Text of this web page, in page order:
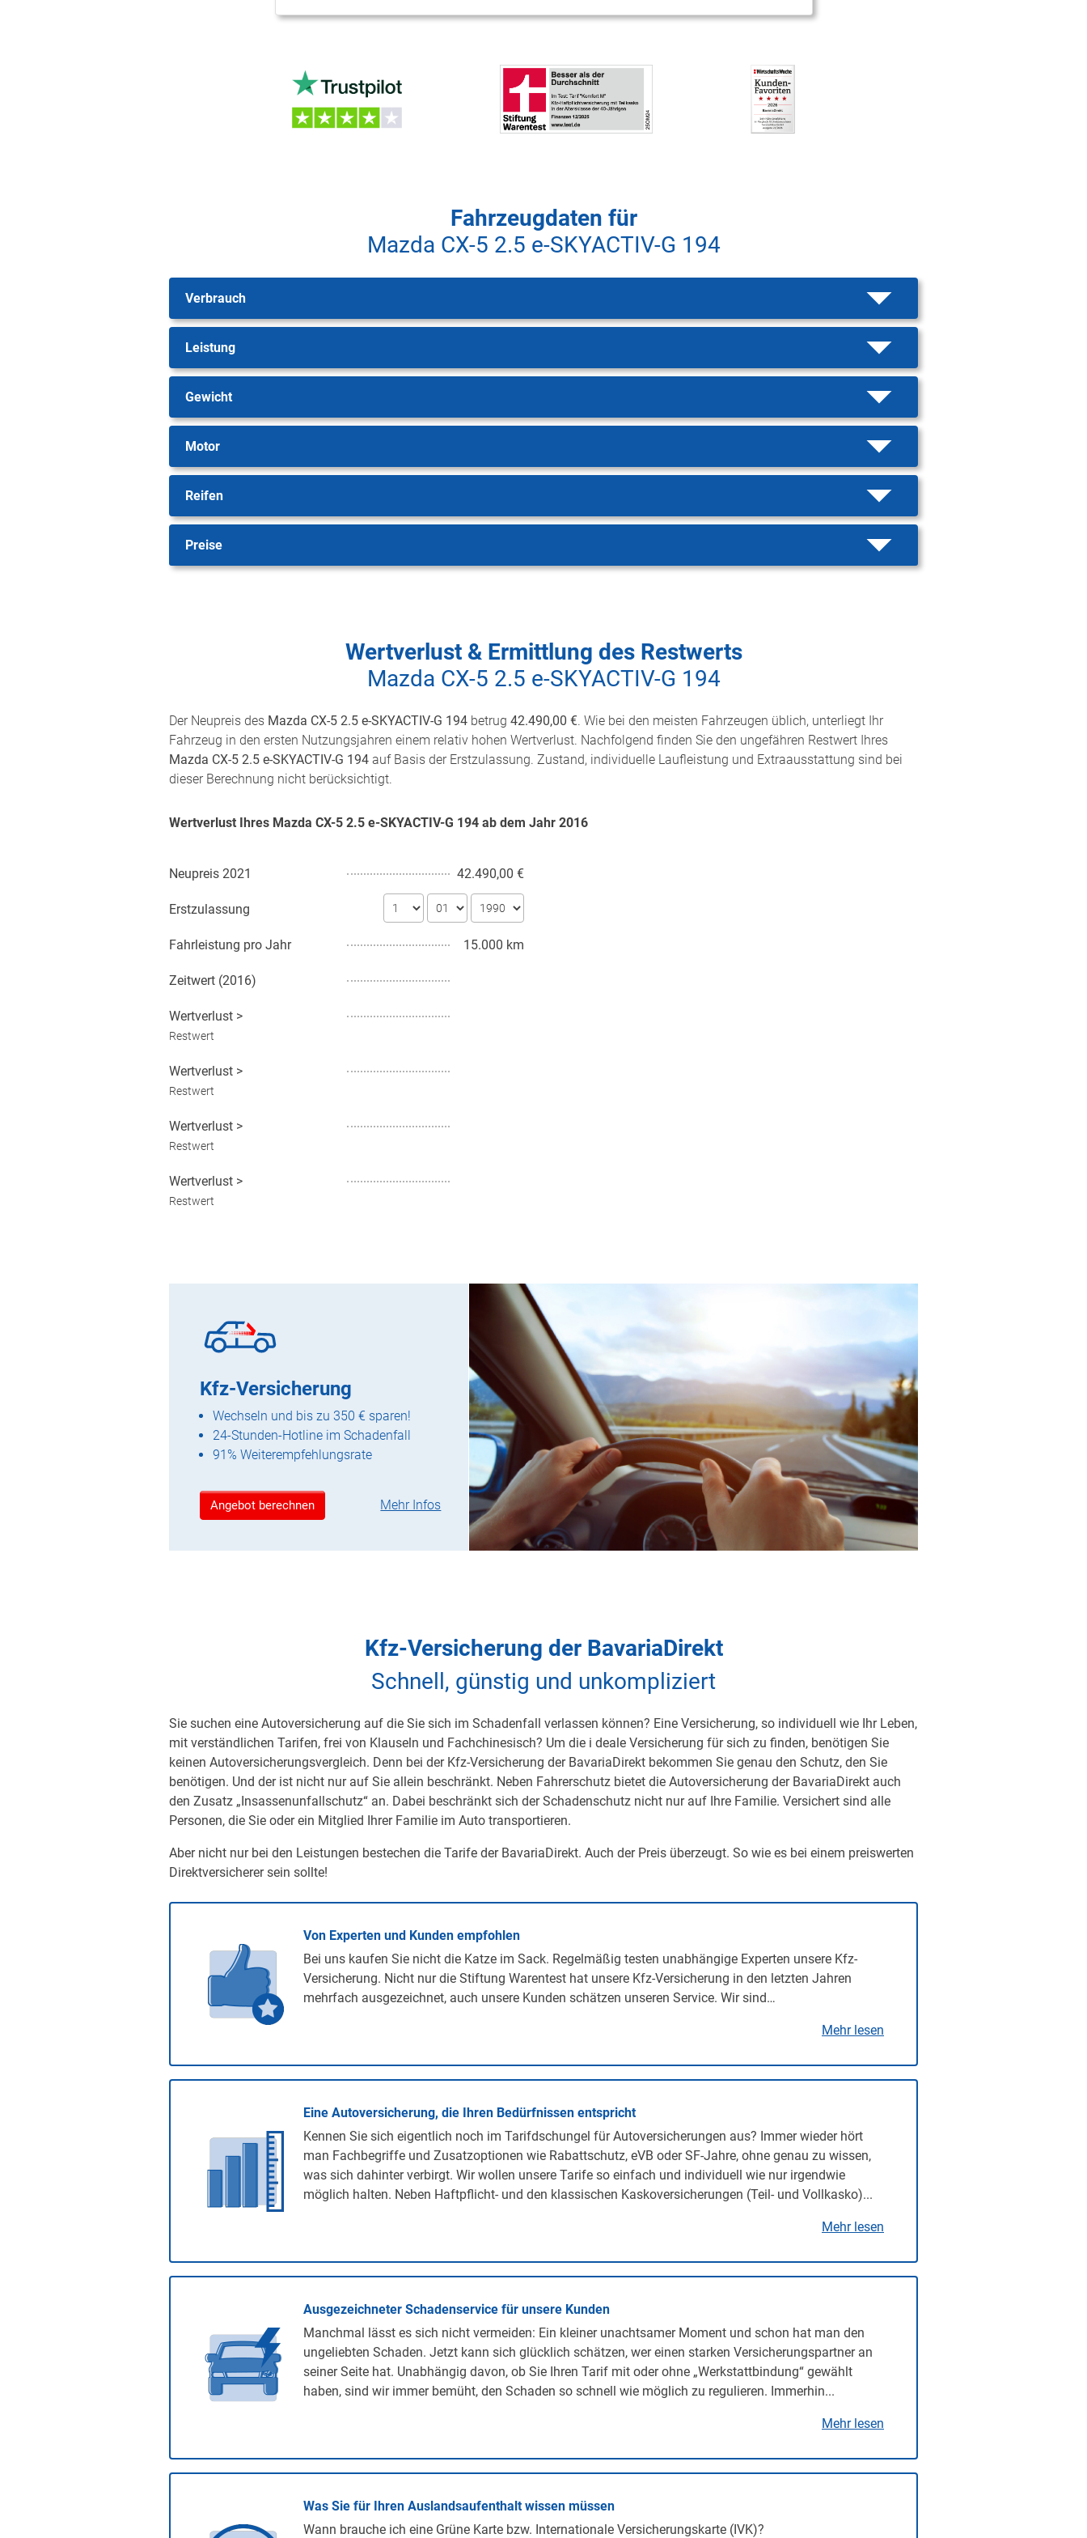
Fahrzeugdaten für
Mazda CX-5 2.5 e-SKYACTIV-G 194
Verbrauch
Leistung
Gewicht
Motor
Reifen
Preise
Wertverlust & Ermittlung des Restwerts
Mazda CX-5 2.5 e-SKYACTIV-G 194
Der Neupreis des Mazda CX-5 2.5 e-SKYACTIV-G 194 betrug 42.490,00 €. Wie bei den meisten Fahrzeugen üblich, unterliegt Ihr
Fahrzeug in den ersten Nutzungsjahren einem relativ hohen Wertverlust. Nachfolgend finden Sie den ungefähren Restwert Ihres
Mazda CX-5 2.5 e-SKYACTIV-G 194 auf Basis der Erstzulassung. Zustand, individuelle Laufleistung und Extraausstattung sind bei
dieser Berechnung nicht berücksichtigt.
Wertverlust Ihres Mazda CX-5 2.5 e-SKYACTIV-G 194 ab dem Jahr 2016
Neupreis 2021 42.490,00 €
Erstzulassung
Fahrleistung pro Jahr 15.000 km
Zeitwert (2016)
Wertverlust >
Restwert
Wertverlust >
Restwert
Wertverlust >
Restwert
Wertverlust >
Restwert
Kfz-Versicherung
Wechseln und bis zu 350 € sparen!
24-Stunden-Hotline im Schadenfall
91% Weiterempfehlungsrate
Angebot berechnen Mehr Infos
Kfz-Versicherung der BavariaDirekt
Schnell, günstig und unkompliziert
Sie suchen eine Autoversicherung auf die Sie sich im Schadenfall verlassen können? Eine Versicherung, so individuell wie Ihr Leben,
mit verständlichen Tarifen, frei von Klauseln und Fachchinesisch? Um die i deale Versicherung für sich zu finden, benötigen Sie
keinen Autoversicherungsvergleich. Denn bei der Kfz-Versicherung der BavariaDirekt bekommen Sie genau den Schutz, den Sie
benötigen. Und der ist nicht nur auf Sie allein beschränkt. Neben Fahrerschutz bietet die Autoversicherung der BavariaDirekt auch
den Zusatz „Insassenunfallschutz“ an. Dabei beschränkt sich der Schadenschutz nicht nur auf Ihre Familie. Versichert sind alle
Personen, die Sie oder ein Mitglied Ihrer Familie im Auto transportieren.
Aber nicht nur bei den Leistungen bestechen die Tarife der BavariaDirekt. Auch der Preis überzeugt. So wie es bei einem preiswerten
Direktversicherer sein sollte!
Von Experten und Kunden empfohlen
Bei uns kaufen Sie nicht die Katze im Sack. Regelmäßig testen unabhängige Experten unsere Kfz-
Versicherung. Nicht nur die Stiftung Warentest hat unsere Kfz-Versicherung in den letzten Jahren
mehrfach ausgezeichnet, auch unsere Kunden schätzen unseren Service. Wir sind…
Mehr lesen
Eine Autoversicherung, die Ihren Bedürfnissen entspricht
Kennen Sie sich eigentlich noch im Tarifdschungel für Autoversicherungen aus? Immer wieder hört
man Fachbegriffe und Zusatzoptionen wie Rabattschutz, eVB oder SF-Jahre, ohne genau zu wissen,
was sich dahinter verbirgt. Wir wollen unsere Tarife so einfach und individuell wie nur irgendwie
möglich halten. Neben Haftpflicht- und den klassischen Kaskoversicherungen (Teil- und Vollkasko)...
Mehr lesen
Ausgezeichneter Schadenservice für unsere Kunden
Manchmal lässt es sich nicht vermeiden: Ein kleiner unachtsamer Moment und schon hat man den
ungeliebten Schaden. Jetzt kann sich glücklich schätzen, wer einen starken Versicherungspartner an
seiner Seite hat. Unabhängig davon, ob Sie Ihren Tarif mit oder ohne „Werkstattbindung“ gewählt
haben, sind wir immer bemüht, den Schaden so schnell wie möglich zu regulieren. Immerhin...
Mehr lesen
Was Sie für Ihren Auslandsaufenthalt wissen müssen
Wann brauche ich eine Grüne Karte bzw. Internationale Versicherungskarte (IVK)?